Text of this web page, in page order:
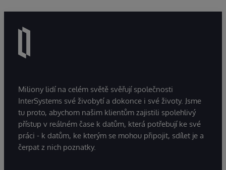
Miliony lidí na celém světě svěřují společnosti
InterSystems své živobytí a dokonce i své životy. Jsme
tu proto, abychom našim klientům zajistili spolehlivý
přístup v reálném čase k datům, která potřebují ke své
práci - k datům, ke kterým se mohou připojit, sdílet je a
čerpat z nich poznatky.